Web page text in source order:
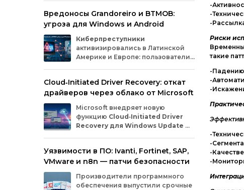
-
-
-
Риски
такие
-Падению
-
-
-
-
-
-
планшетовиустройствинтернетавещей
(IoT).Этиустройствазлоумышленники
использовали
Вредоносы Grandoreiro и BTMOB:
угроза для Windows и Android
Киберпреступники
активизировались в Латинской
Америке и Европе: пользователи
распространению банковских троянов. По
данным исследователей из WatchGuard и
ESET, вредонос
компьютеры, аBTMOB— смартфоны.
Cloud‑Initiated Driver Recovery: откат
драйверов через облако от Microsoft
Microsoft внедряет новую
функцию Cloud‑Initiated Driver
Recovery для Windows Update —
облако. Теперь, если обновление вызывает
сбои в работе устройств или получает
низкую оценку качества, компания сможет
удалённо заменить драйвер без участия
Уязвимости в ПО: Ivanti, Fortinet, SAP,
VMware и n8n — патчи безопасности
Производители программного
обеспечения выпустили срочные